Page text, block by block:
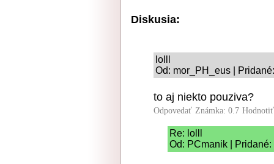
Diskusia:
lolll
Od: mor_PH_eus |
to aj niekto pouziva?
Odpovedať Známka: 0.7
Re: lolll
Od: PCmanik |